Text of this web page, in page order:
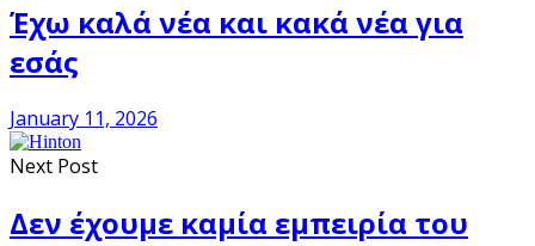
Έχω καλά νέα και κακά νέα για
εσάς
January 11, 2026
Next Post
Δεν έχουμε καμία εμπειρία του